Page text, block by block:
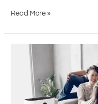
Read More »
Family: